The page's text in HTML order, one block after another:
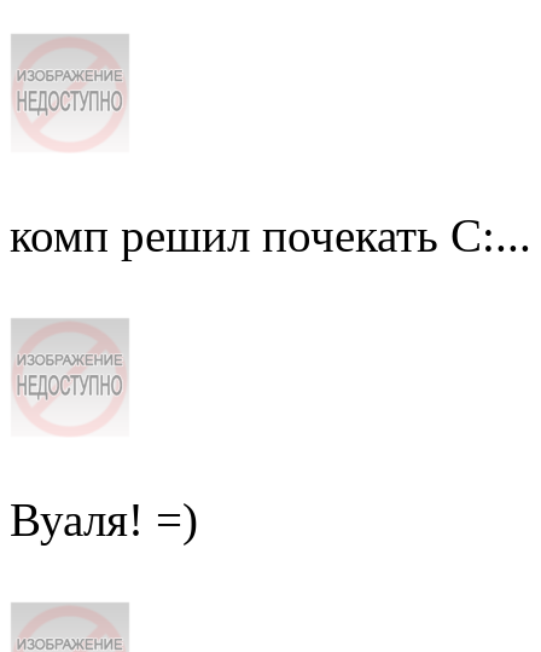
комп решил почекать C:...
Вуаля! =)